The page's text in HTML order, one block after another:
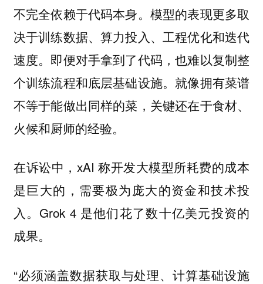
不完全依赖于代码本身。模型的表现更多取
决于训练数据、算力投入、工程优化和迭代
速度。即便对手拿到了代码，也难以复制整
个训练流程和底层基础设施。就像拥有菜谱
不等于能做出同样的菜，关键还在于食材、
火候和厨师的经验。
在诉讼中，xAI 称开发大模型所耗费的成本
是巨大的，需要极为庞大的资金和技术投
入。Grok 4 是他们花了数十亿美元投资的
成果。
“必须涵盖数据获取与处理、计算基础设施